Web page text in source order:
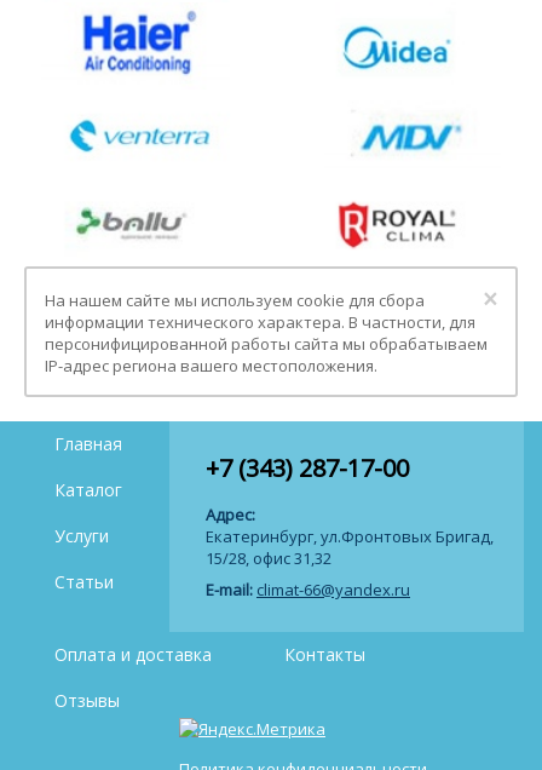
×
На нашем сайте мы используем cookie для сбора
информации технического характера. В частности, для
персонифицированной работы сайта мы обрабатываем
IP-адрес региона вашего местоположения.
+7 (343) 287-17-00
Адрес:
Екатеринбург, ул.Фронтовых Бригад,
15/28, офис 31,32
E-mail: climat-66@yandex.ru
Главная
Каталог
Услуги
Статьи
Оплата и доставка
Контакты
Отзывы